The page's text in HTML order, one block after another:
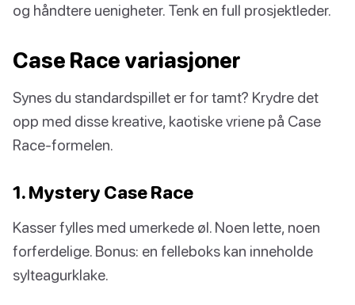
og håndtere uenigheter. Tenk en full prosjektleder.
Case Race variasjoner
Synes du standardspillet er for tamt? Krydre det
opp med disse kreative, kaotiske vriene på Case
Race-formelen.
1. Mystery Case Race
Kasser fylles med umerkede øl. Noen lette, noen
forferdelige. Bonus: en felleboks kan inneholde
sylteagurklake.